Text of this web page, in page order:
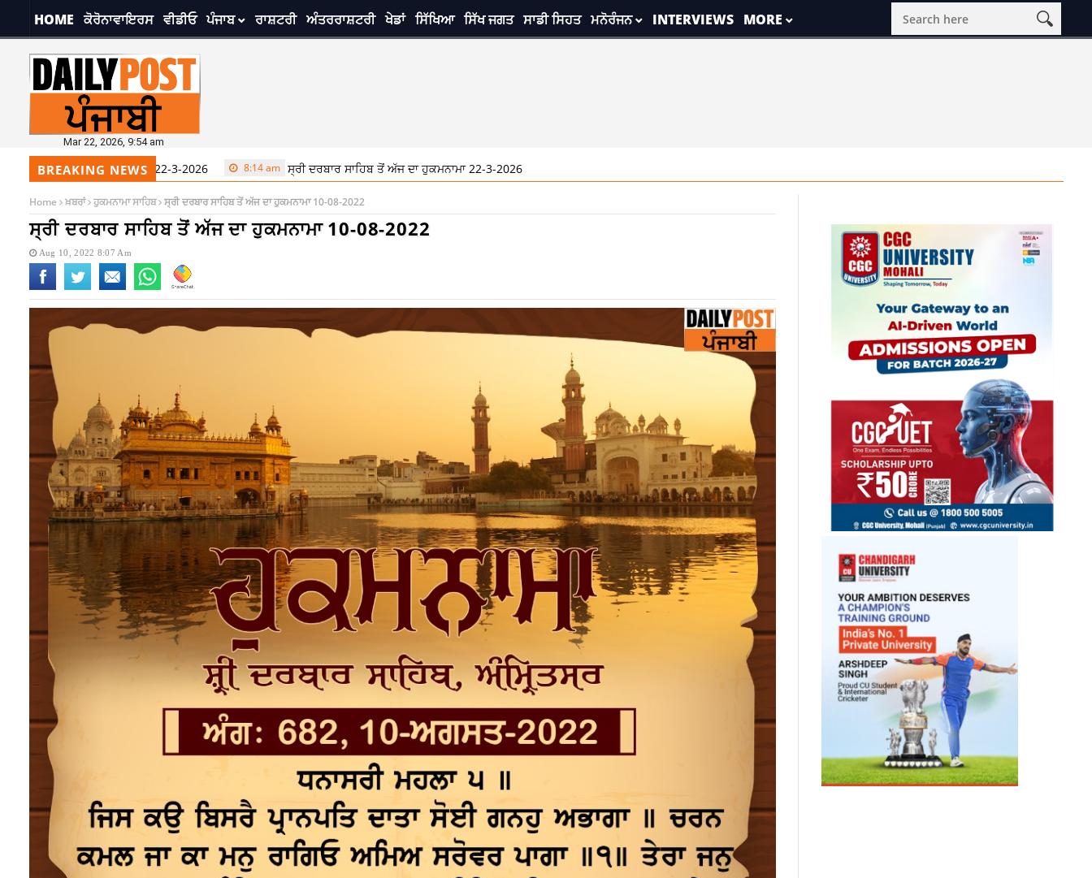
HOME ਕੋਰੋਨਾਵਾਇਰਸ ਵੀਡੀਓ ਪੰਜਾਬ ਰਾਸ਼ਟਰੀ ਅੰਤਰਰਾਸ਼ਟਰੀ ਖੇਡਾਂ ਸਿੱਖਿਆ ਸਿੱਖ ਜਗਤ ਸਾਡੀ ਸਿਹਤ ਮਨੋਰੰਜਨ INTERVIEWS MORE
Mar 22, 2026, 9:54 am
BREAKING NEWS 8:14 am ਸ੍ਰੀ ਦਰਬਾਰ ਸਾਹਿਬ ਤੋਂ ਅੱਜ ਦਾ ਹੁਕਮਨਾਮਾ 22-3-2026 8:16 am
Home ਖ਼ਬਰਾਂ ਹੁਕਮਨਾਮਾ ਸਾਹਿਬ ਸ੍ਰੀ ਦਰਬਾਰ ਸਾਹਿਬ ਤੋਂ ਅੱਜ ਦਾ ਹੁਕਮਨਾਮਾ 10-08-2022
ਸ੍ਰੀ ਦਰਬਾਰ ਸਾਹਿਬ ਤੋਂ ਅੱਜ ਦਾ ਹੁਕਮਨਾਮਾ 10-08-2022
Aug 10, 2022 8:07 Am